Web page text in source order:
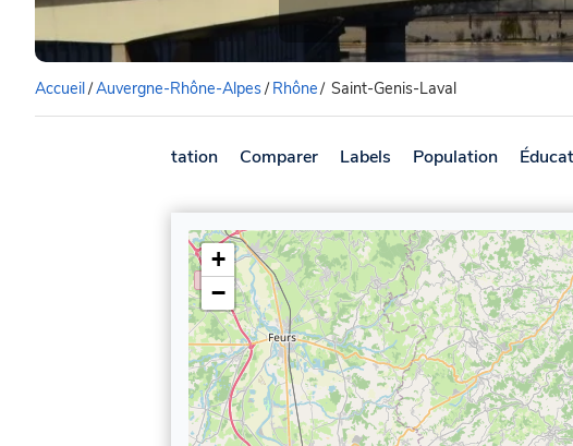
Accueil/Auvergne-Rhône-Alpes/ Rhône/ Saint-Genis-Laval
Présentation Comparer Labels Population
+
−